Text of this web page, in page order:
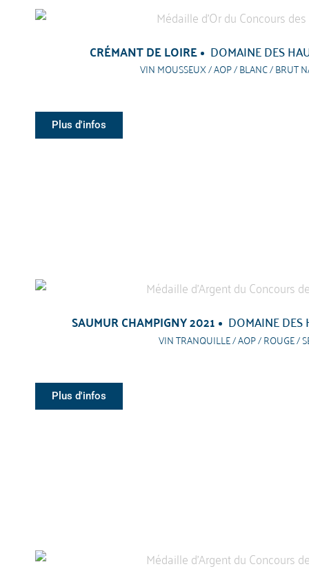
CRÉMANT DE LOIRE DOMAINE DES
VIN MOUSSEUX / AOP / BLANC / BRUT
Plus d'infos
SAUMUR CHAMPIGNY 2021 DOMAINE DES
VIN TRANQUILLE / AOP / ROUGE /
Plus d'infos